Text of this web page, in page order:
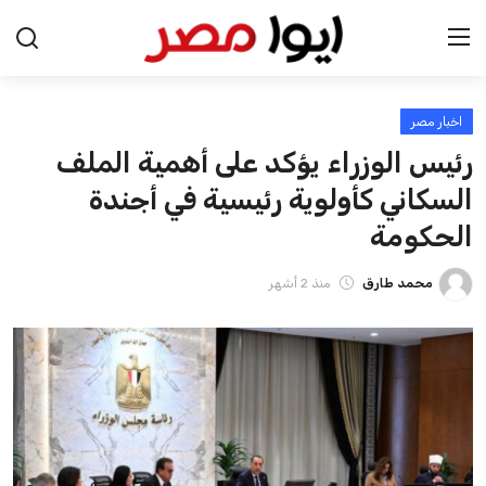
الرئيسية
اخبار مصر
عرب وعالم
اقتصاد
اخبار الرياضة
فن وثقافة
اخبار مصر
رئيس الوزراء يؤكد على أهمية الملف
السكاني كأولوية رئيسية في أجندة
الحكومة
محمد طارق منذ 2 أشهر